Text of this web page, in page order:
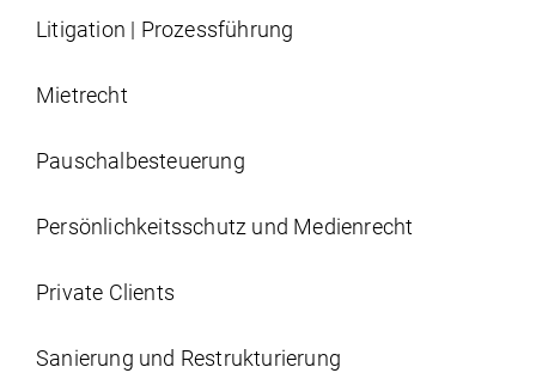
Litigation | Prozessführung
Mietrecht
Pauschalbesteuerung
Persönlichkeits­schutz und Medienrecht
Private Clients
Sanierung und Restrukturierung